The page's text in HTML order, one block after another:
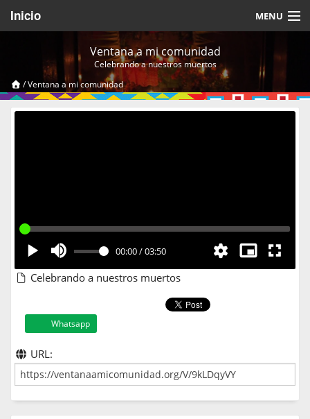
Inicio MENU
Videos Temáticos
Cerrar Sesión
Ventana a mi comunidad
Celebrando a nuestros muertos
/Ventana a mi comunidad
00:00/03:50
Celebrando a nuestros muertos
Whatsapp
URL: